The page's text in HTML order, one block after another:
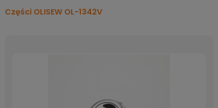
Części OLISEW OL-1342V